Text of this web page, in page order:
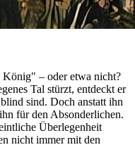
– oder etwa nicht?
Tal stürzt, entdeckt er
sind. Doch anstatt ihn
für den Absonderlichen.
Überlegenheit
nicht immer mit den